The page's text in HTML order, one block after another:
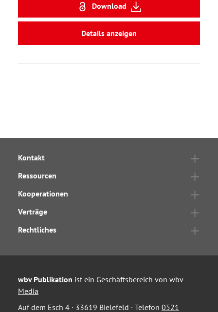
Download
Details anzeigen
Kontakt
Ressourcen
Kooperationen
Verträge
Rechtliches
wbv Publikation ist ein Geschäftsbereich von wbv
Media
Auf dem Esch 4 · 33619 Bielefeld · Telefon 0521